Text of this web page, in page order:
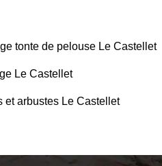
tonte de pelouse Le Castellet
Le Castellet
et arbustes Le Castellet